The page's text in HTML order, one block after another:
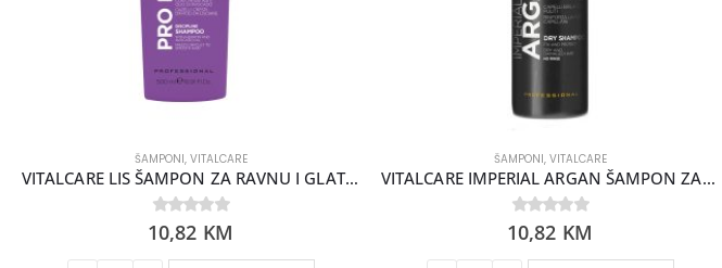
ŠAMPONI, VITALCARE
VITALCARE LIS ŠAMPON ZA RAVNU I GLATKU KOSU 500ML
0out of 5
10,82 KM
ŠAMPONI, VITALCARE
VITALCARE IMPERIAL ARGAN ŠAMPON ZA SUHO PRANJE
0out of 5
10,82 KM